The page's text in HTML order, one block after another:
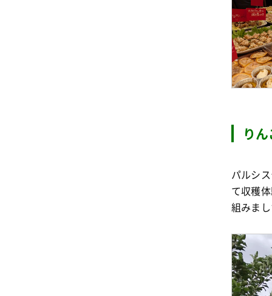
り
パルシ
て収穫
組みま